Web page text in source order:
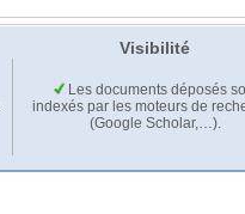
Visibilité
Les documents déposés
indexés par les moteurs de
(Google Scholar,…).